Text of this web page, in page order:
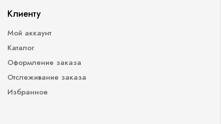
Клиенту
Мой аккаунт
Каталог
Оформление заказа
Отслеживание заказа
Избранное